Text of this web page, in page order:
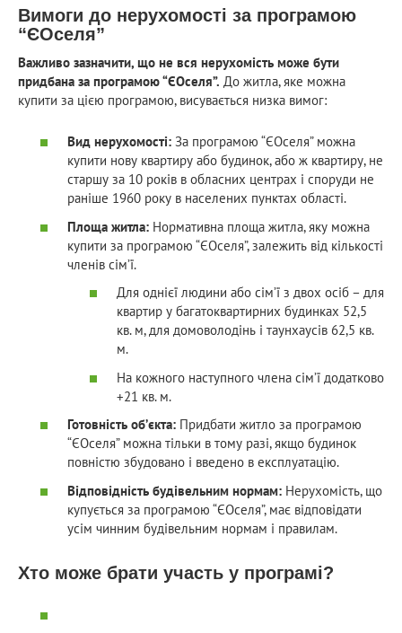
Вимоги до нерухомості за програмою
“ЄОселя”
Важливо зазначити, що не вся нерухомість може бути
придбана за програмою “ЄОселя”. До житла, яке можна
купити за цією програмою, висувається низка вимог:
Вид нерухомості: За програмою “ЄОселя” можна
купити нову квартиру або будинок, або ж квартиру, не
старшу за 10 років в обласних центрах і споруди не
раніше 1960 року в населених пунктах області.
Площа житла: Нормативна площа житла, яку можна
купити за програмою “ЄОселя”, залежить від кількості
членів сім’ї.
Для однієї людини або сім’ї з двох осіб – для
квартир у багатоквартирних будинках 52,5
кв. м, для домоволодінь і таунхаусів 62,5 кв.
м.
На кожного наступного члена сім’ї додатково
+21 кв. м.
Готовність об’єкта: Придбати житло за програмою
“ЄОселя” можна тільки в тому разі, якщо будинок
повністю збудовано і введено в експлуатацію.
Відповідність будівельним нормам: Нерухомість, що
купується за програмою “ЄОселя”, має відповідати
усім чинним будівельним нормам і правилам.
Хто може брати участь у програмі?